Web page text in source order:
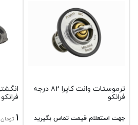
ترموستات وانت کاپرا 82 درجه
فرانکو
جهت استعلام قیمت تماس بگیرید
فرانکو
1 تومان